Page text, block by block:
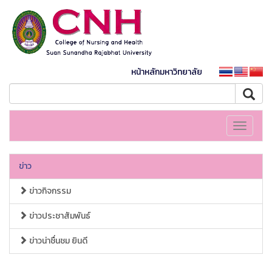
หน้าหลักมหาวิทยาลัย
Toggle
ข่าว
ข่าวกิจกรรม
ข่าวประชาสัมพันธ์
ข่าวน่าชื่นชม ยินดี